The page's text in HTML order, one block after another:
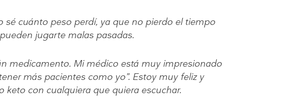
sé cuánto peso perdí, ya que no pierdo el tiempo
jugarte malas pasadas.
medicamento. Mi médico está muy impresionado
más pacientes como yo”. Estoy muy feliz y
con cualquiera que quiera escuchar.